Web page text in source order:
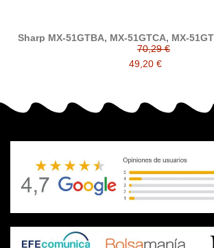
Sharp MX-51GTBA, MX-51GTCA, MX-
tóner compatible
70,29 €
49,20 €